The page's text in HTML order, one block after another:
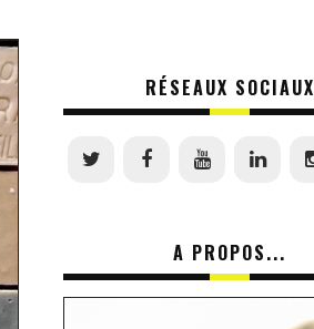
RÉSEAUX SOCIAUX
A PROPOS...